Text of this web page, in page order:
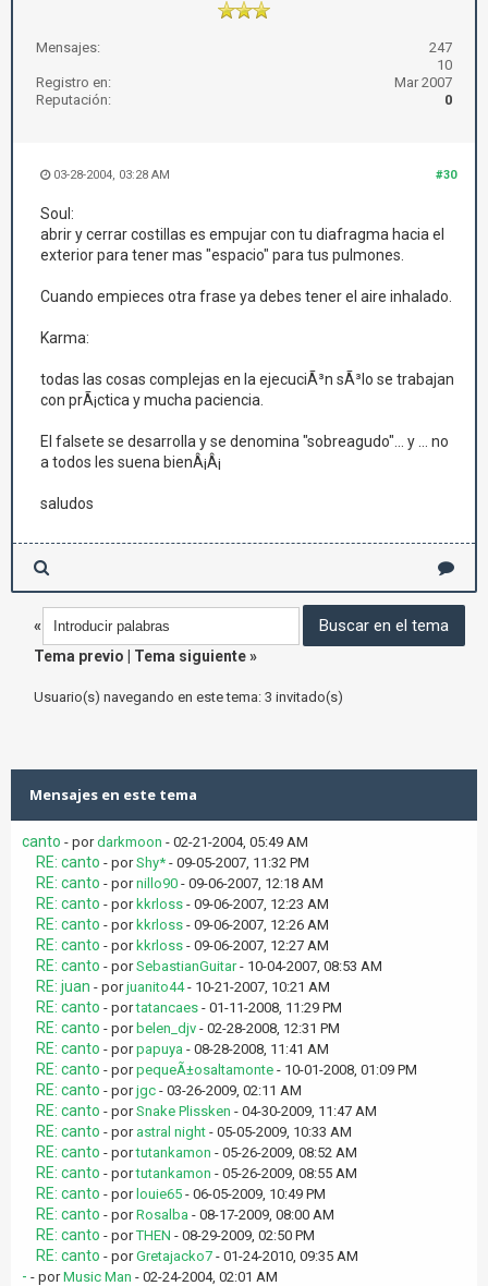
Mensajes:
247
10
Registro en:
Mar 2007
Reputación:
0
#30
03-28-2004, 03:28 AM
Soul:
abrir y cerrar costillas es empujar con tu diafragma hacia el
exterior para tener mas "espacio" para tus pulmones.
Cuando empieces otra frase ya debes tener el aire inhalado.
Karma:
todas las cosas complejas en la ejecuciÃ³n sÃ³lo se trabajan
con prÃ¡ctica y mucha paciencia.
El falsete se desarrolla y se denomina "sobreagudo"... y ... no
a todos les suena bienÂ¡Â¡
saludos
«
Tema previo
Tema siguiente»
Usuario(s) navegando en este tema: 3 invitado(s)
Mensajes en este tema
canto - pordarkmoon - 02-21-2004, 05:49 AM
RE: canto - porShy* - 09-05-2007, 11:32 PM
RE: canto - pornillo90 - 09-06-2007, 12:18 AM
RE: canto - por kkrloss - 09-06-2007, 12:23 AM
RE: canto - por kkrloss - 09-06-2007, 12:26 AM
RE: canto - por kkrloss - 09-06-2007, 12:27 AM
RE: canto - porSebastianGuitar- 10-04-2007, 08:53 AM
RE: juan - porjuanito44- 10-21-2007, 10:21 AM
RE: canto - portatancaes - 01-11-2008, 11:29 PM
RE: canto - por belen_djv - 02-28-2008, 12:31 PM
RE: canto - porpapuya - 08-28-2008, 11:41 AM
RE: canto - porpequeÃ±osaltamonte - 10-01-2008, 01:09 PM
RE: canto - porjgc - 03-26-2009, 02:11 AM
RE: canto - porSnake Plissken - 04-30-2009, 11:47 AM
RE: canto - por astral night - 05-05-2009, 10:33 AM
RE: canto - portutankamon - 05-26-2009, 08:52 AM
RE: canto - portutankamon - 05-26-2009, 08:55 AM
RE: canto - por louie65 - 06-05-2009, 10:49 PM
RE: canto - porRosalba - 08-17-2009, 08:00 AM
RE: canto - porTHEN - 08-29-2009, 02:50 PM
RE: canto - porGretajacko7 - 01-24-2010, 09:35 AM
- - porMusic Man - 02-24-2004, 02:01 AM